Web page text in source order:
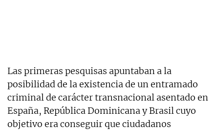
Las primeras pesquisas apuntaban a la
posibilidad de la existencia de un entramado
criminal de carácter transnacional asentado en
España, República Dominicana y Brasil cuyo
objetivo era conseguir que ciudadanos